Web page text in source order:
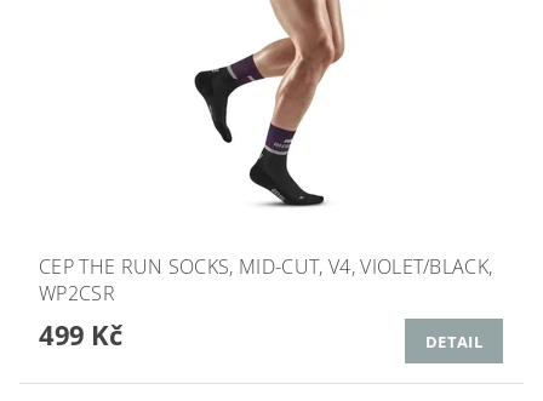
CEP THE RUN SOCKS, MID-CUT, V4, VIOLET/BLACK,
WP2CSR
499 Kč DETAIL